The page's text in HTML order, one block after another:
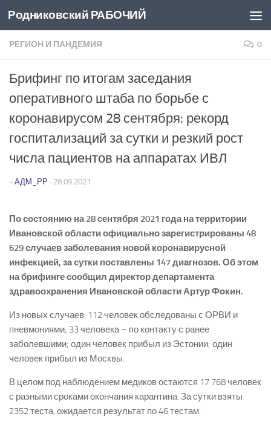
Перейти к содержимому
Родниковский РАБОЧИЙ
РЕГИОН И ПАНДЕМИЯ 0
Брифинг по итогам заседания
оперативного штаба по борьбе с
коронавирусом 28 сентября: рекорд
госпитализаций за сутки и резкий рост
числа пациентов на аппаратах ИВЛ
- АДМ_РР · 28.09.2021
По состоянию на 28 сентября 2021 года на территории
Ивановской области официально зарегистрированы 48
629 случаев заболевания новой коронавирусной
инфекцией, за сутки поставлены 147 диагнозов. Об этом
на брифинге сообщил директор департамента
здравоохранения Ивановской области Артур Фокин.
Из новых случаев: 112 человек обследованы с ОРВИ и
пневмониями; 33 человека – по контакту с ранее
заболевшими; один человек прибыл из Эстонии; один
человек прибыл из Москвы.
В целом под наблюдением медиков остаются 17 768 человек
с разными сроками окончания карантина. За сутки взяты
2352 теста, ожидается результат по 46 тестам.